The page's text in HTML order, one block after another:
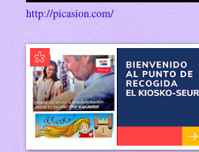
http://picasion.com/